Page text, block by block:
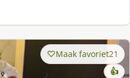
Maak favoriet21
👍